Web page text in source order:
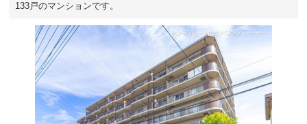
133戸のマンションです。